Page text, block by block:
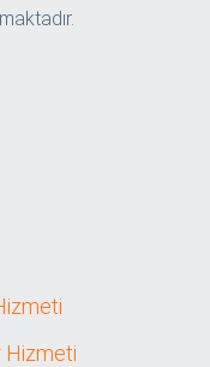
Hizmeti